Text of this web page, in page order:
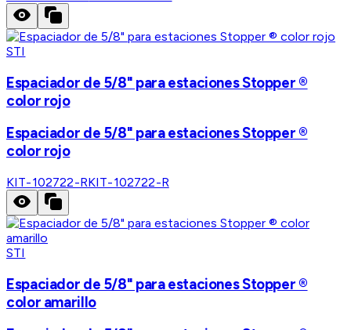
STI
Espaciador de 5/8" para estaciones Stopper ®
color rojo
Espaciador de 5/8" para estaciones Stopper ®
color rojo
KIT-102722-RKIT-102722-R
STI
Espaciador de 5/8" para estaciones Stopper ®
color amarillo